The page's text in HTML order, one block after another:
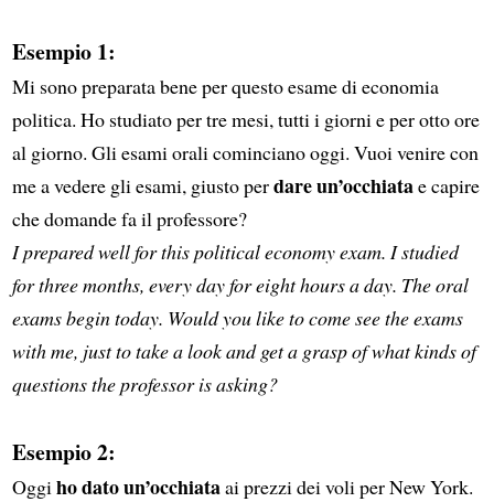
Esempio 1:
Mi sono preparata bene per questo esame di economia
politica. Ho studiato per tre mesi, tutti i giorni e per otto ore
al giorno. Gli esami orali cominciano oggi. Vuoi venire con
me a vedere gli esami, giusto perdare un’occhiatae capire
che domande fa il professore?
I prepared well for this political economy exam. I studied
for three months, every day for eight hours a day. The oral
exams begin today. Would you like to come see the exams
with me, just to take a look and get a grasp of what kinds of
questions the professor is asking?
Esempio 2:
Oggi ho dato un’occhiataai prezzi dei voli per New York.